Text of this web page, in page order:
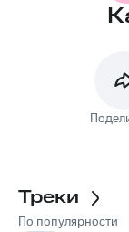
Треки
По популярности